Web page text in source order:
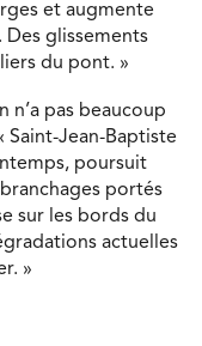
et augmente
Des glissements
du pont. »
n’a pas beaucoup
Saint-Jean-Baptiste
poursuit
portés
sur les bords du
actuelles
»